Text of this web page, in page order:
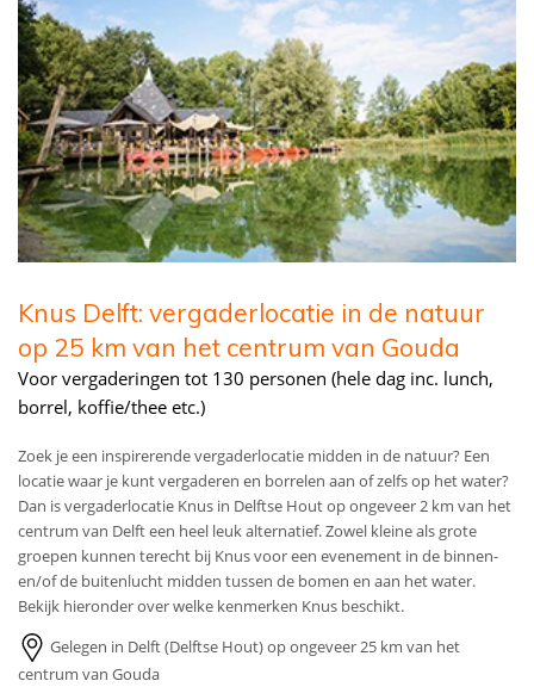
Knus Delft: vergaderlocatie in de natuur
op 25 km van het centrum van Gouda
Voor vergaderingen tot 130 personen (hele dag inc. lunch,
borrel, koffie/thee etc.)
Zoek je een inspirerende vergaderlocatie midden in de natuur? Een
locatie waar je kunt vergaderen en borrelen aan of zelfs op het water?
Dan is vergaderlocatie Knus in Delftse Hout op ongeveer 2 km van het
centrum van Delft een heel leuk alternatief. Zowel kleine als grote
groepen kunnen terecht bij Knus voor een evenement in de binnen-
en/of de buitenlucht midden tussen de bomen en aan het water.
Bekijk hieronder over welke kenmerken Knus beschikt.
Gelegen in Delft (Delftse Hout) op ongeveer 25 km van het
centrum van Gouda